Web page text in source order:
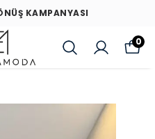
KAMPANYASI
0